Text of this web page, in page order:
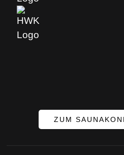
ZUM